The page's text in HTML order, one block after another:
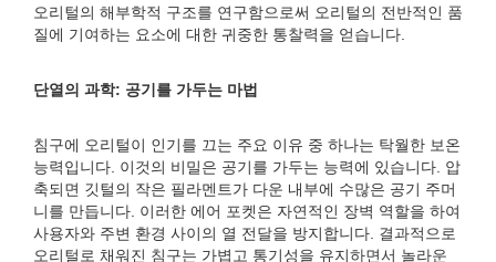
오리털의 해부학적 구조를 연구함으로써 오리털의 전반적인 품
질에 기여하는 요소에 대한 귀중한 통찰력을 얻습니다.
단열의 과학: 공기를 가두는 마법
침구에 오리털이 인기를 끄는 주요 이유 중 하나는 탁월한 보온
능력입니다. 이것의 비밀은 공기를 가두는 능력에 있습니다. 압
축되면 깃털의 작은 필라멘트가 다운 내부에 수많은 공기 주머
니를 만듭니다. 이러한 에어 포켓은 자연적인 장벽 역할을 하여
사용자와 주변 환경 사이의 열 전달을 방지합니다. 결과적으로
오리털로 채워진 침구는 가볍고 통기성을 유지하면서 놀라운